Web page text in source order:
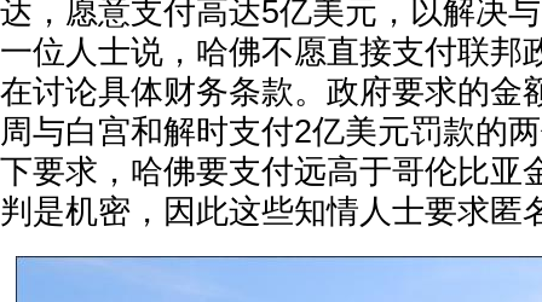
达，愿意支付高达5亿美元，以解决
一位人士说，哈佛不愿直接支付联邦
在讨论具体财务条款。政府要求的金
周与白宫和解时支付2亿美元罚款的
下要求，哈佛要支付远高于哥伦比亚
判是机密，因此这些知情人士要求匿